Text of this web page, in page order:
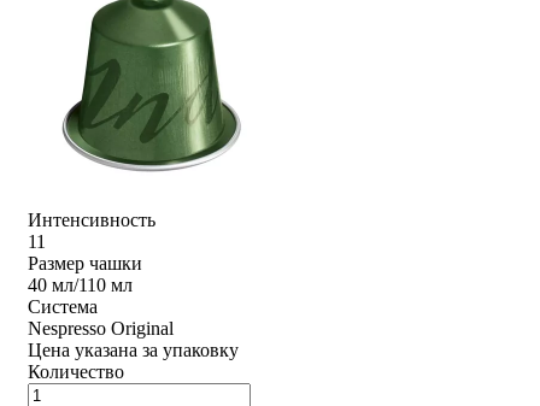
Интенсивность
11
Размер чашки
40 мл/110 мл
Система
Nespresso Original
Цена указана за упаковку
Количество